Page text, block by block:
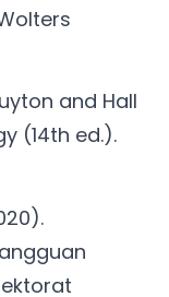
and Hall
(14th ed.).